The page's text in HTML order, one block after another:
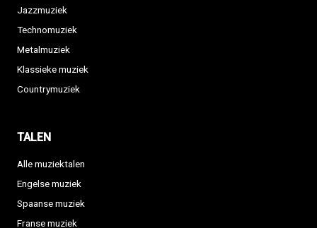
Jazzmuziek
Technomuziek
Metalmuziek
Klassieke muziek
Countrymuziek
TALEN
Alle muziektalen
Engelse muziek
Spaanse muziek
Franse muziek